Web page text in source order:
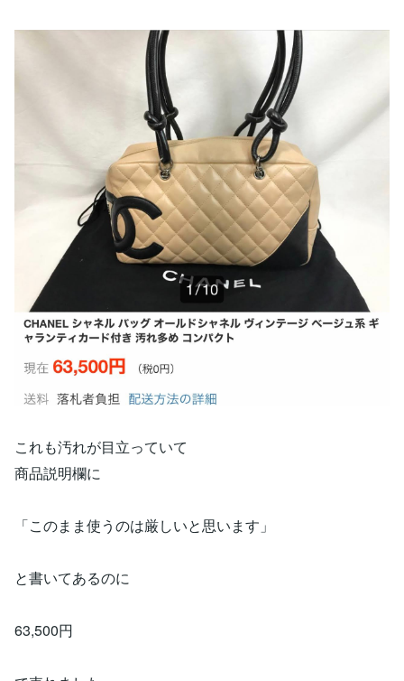
これも汚れが目立っていて
商品説明欄に
「このまま使うのは厳しいと思います」
と書いてあるのに
63,500円